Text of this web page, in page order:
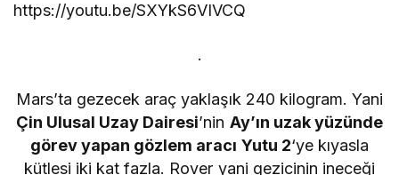
https://youtu.be/SXYkS6VIVCQ
.
Mars’ta gezecek araç yaklaşık 240 kilogram. Yani
Çin Ulusal Uzay Dairesi’nin Ay’ın uzak yüzünde
görev yapan gözlem aracı Yutu 2‘ye kıyasla
kütlesi iki kat fazla. Rover yani gezicinin ineceği